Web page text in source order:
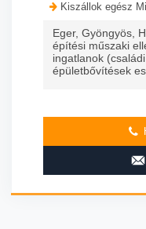
Kiszállok egész
Eger, Gyöngyös,
építési műszaki
ingatlanok
épületbővítések